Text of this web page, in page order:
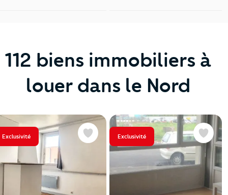
112 biens immobiliers à
louer dans le Nord
Exclusivité Favoris Exclusivité Favoris